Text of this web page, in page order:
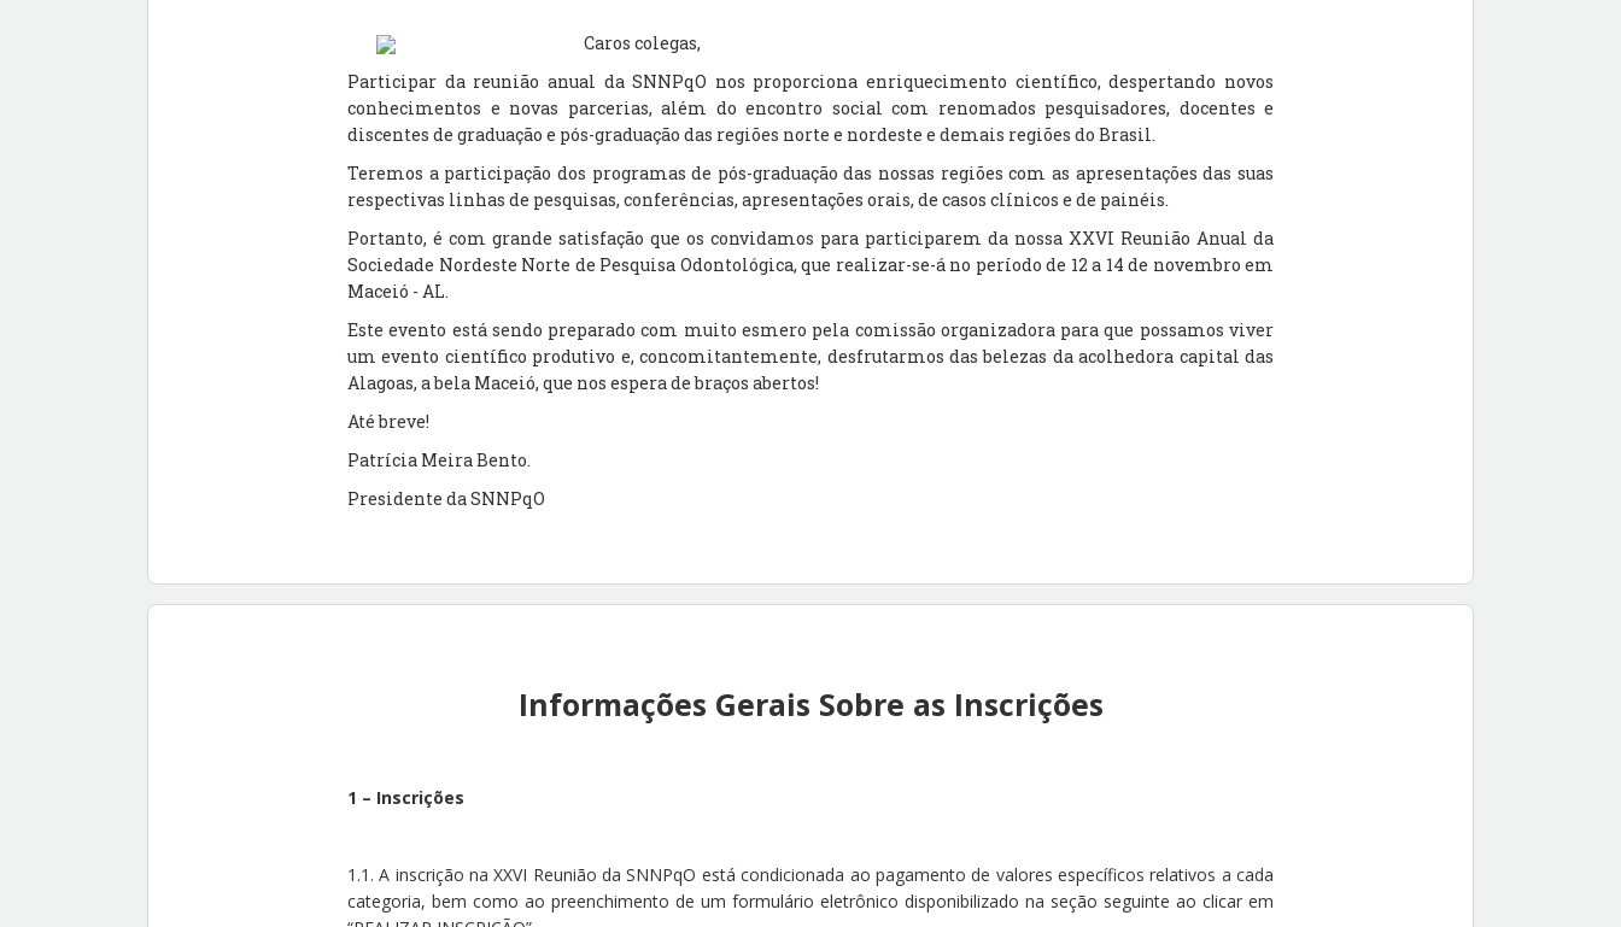
Caros colegas,
Participar da reunião anual da SNNPqO nos proporciona enriquecimento científico, despertando novos
conhecimentos e novas parcerias, além do encontro social com renomados pesquisadores, docentes e
discentes de graduação e pós-graduação das regiões norte e nordeste e demais regiões do Brasil.
Teremos a participação dos programas de pós-graduação das nossas regiões com as apresentações das suas
respectivas linhas de pesquisas, conferências, apresentações orais, de casos clínicos e de painéis.
Portanto, é com grande satisfação que os convidamos para participarem da nossa XXVI Reunião Anual da
Sociedade Nordeste Norte de Pesquisa Odontológica, que realizar-se-á no período de 12 a 14 de novembro em
Maceió - AL.
Este evento está sendo preparado com muito esmero pela comissão organizadora para que possamos viver
um evento científico produtivo e, concomitantemente, desfrutarmos das belezas da acolhedora capital das
Alagoas, a bela Maceió, que nos espera de braços abertos!
Até breve!
Patrícia Meira Bento.
Presidente da SNNPqO
Informações Gerais Sobre as Inscrições
1 – Inscrições
1.1. A inscrição na XXVI Reunião da SNNPqO está condicionada ao pagamento de valores específicos relativos a cada
categoria, bem como ao preenchimento de um formulário eletrônico disponibilizado na seção seguinte ao clicar em